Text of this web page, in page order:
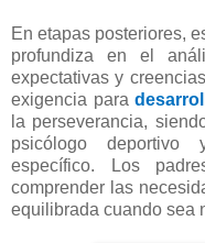
En etapas posteriores,
profundiza en el
expectativas y
exigencia para
la perseverancia,
psicólogo deportivo
específico. Los
comprender las
equilibrada cuando sea